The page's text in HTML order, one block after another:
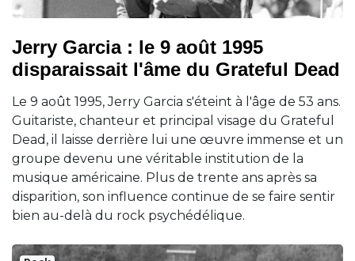
Jerry Garcia : le 9 août 1995
disparaissait l'âme du Grateful Dead
Le 9 août 1995, Jerry Garcia s'éteint à l'âge de 53 ans.
Guitariste, chanteur et principal visage du Grateful
Dead, il laisse derrière lui une œuvre immense et un
groupe devenu une véritable institution de la
musique américaine. Plus de trente ans après sa
disparition, son influence continue de se faire sentir
bien au-delà du rock psychédélique.